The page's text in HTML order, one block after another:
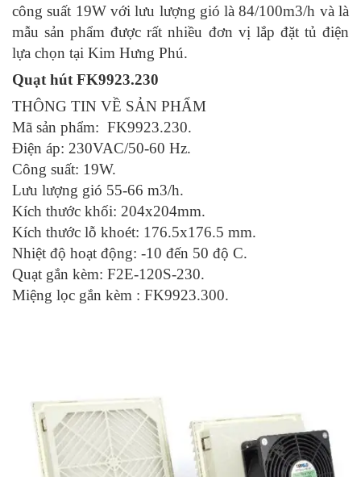
công suất 19W với lưu lượng gió là 84/100m3/h và là
mẫu sản phẩm được rất nhiều đơn vị lắp đặt tủ điện
lựa chọn tại Kim Hưng Phú.
Quạt hút FK9923.230
THÔNG TIN VỀ SẢN PHẨM
Mã sản phẩm: FK9923.230.
Điện áp: 230VAC/50-60 Hz.
Công suất: 19W.
Lưu lượng gió 55-66 m3/h.
Kích thước khối: 204x204mm.
Kích thước lỗ khoét: 176.5x176.5 mm.
Nhiệt độ hoạt động: -10 đến 50 độ C.
Quạt gắn kèm: F2E-120S-230.
Miệng lọc gắn kèm : FK9923.300.